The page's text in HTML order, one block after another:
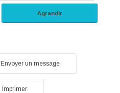
Agrandir
Envoyer un message
Imprimer